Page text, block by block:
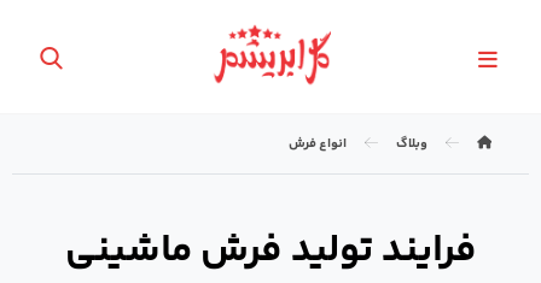
وبلاگ انواع فرش
فرایند تولید فرش ماشینی